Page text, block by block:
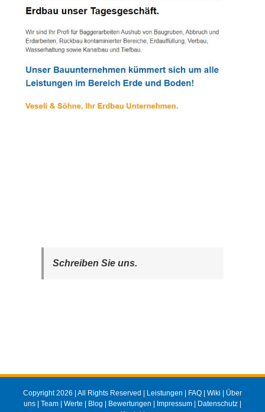
Schreiben Sie uns.
Copyright 2026 | All Rights Reserved | Leistungen | FAQ | Wiki | Über
uns | Team | Werte | Blog | Bewertungen | Impressum | Datenschutz |